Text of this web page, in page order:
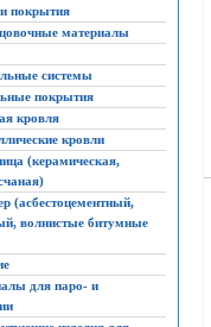
покрытия
материалы
системы
покрытия
кровля
кровли
(керамическая,
(асбестоцементный,
волнистые битумные
для паро- и